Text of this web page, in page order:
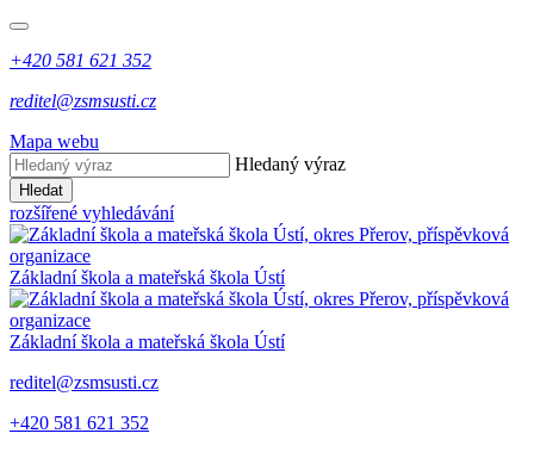
+420 581 621 352
reditel@zsmsusti.cz
Mapa webu
Hledaný výraz
Hledat
rozšířené vyhledávání
Základní škola a mateřská škola Ústí
Základní škola a mateřská škola Ústí
reditel@zsmsusti.cz
+420 581 621 352